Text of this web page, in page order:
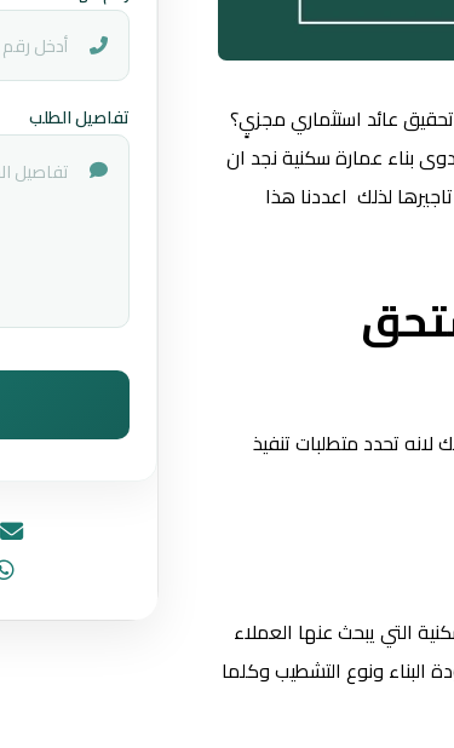
على تحقيق عائد استثماري مجزيٍ؟
بناء عمارة سكنية نجد ان
لذلك اعددنا هذا
تحدد متطلبات تنفيذ
التي يبحث عنها العملاء
إلى 10% سنويًا حسب الموقع وجودة البناء ونوع التشطيب وكلما
تفاصيل الطلب